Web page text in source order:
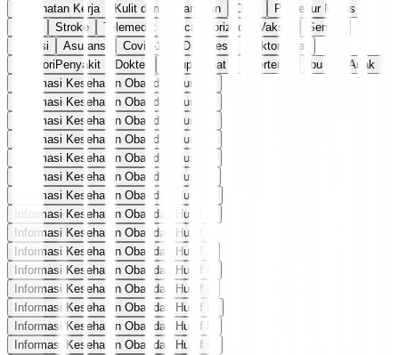
Kesehatan Kerja
Kulit dan Kecantikan Obat
Prosedur Medis
Stroke Telemedik Uncategorized Vaksin
Semua
Afiliasi
Asuransi Covid-19 Diabetes
direktoriObat
direktoriPenyakit
Dokter Hidup Sehat Hipertensi
Ibu dan Anak
Informasi Kesehatan Obat dari Huruf A
Informasi Kesehatan Obat dari Huruf B
Informasi Kesehatan Obat dari Huruf C
Informasi Kesehatan Obat dari Huruf D
Informasi Kesehatan Obat dari Huruf E
Informasi Kesehatan Obat dari Huruf F
Informasi Kesehatan Obat dari Huruf G
Informasi Kesehatan Obat dari Huruf H
Informasi Kesehatan Obat dari Huruf I
Informasi Kesehatan Obat dari Huruf J
Informasi Kesehatan Obat dari Huruf K
Informasi Kesehatan Obat dari Huruf L
Informasi Kesehatan Obat dari Huruf M
Informasi Kesehatan Obat dari Huruf N
Informasi Kesehatan Obat dari Huruf O